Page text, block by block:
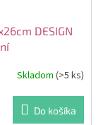
DESIGN
Skladom (>5 ks)
Do košíka